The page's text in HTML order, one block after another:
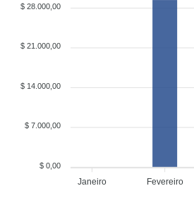
$ 28.000,00
$ 21.000,00
$ 14.000,00
$ 7.000,00
$ 0,00
Janeiro Fevereiro